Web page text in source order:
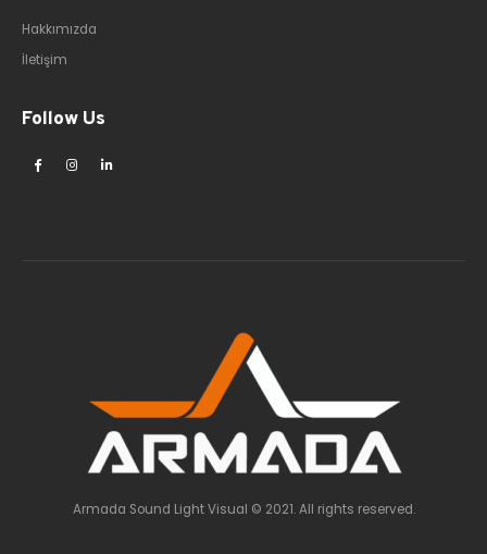
Hakkımızda
İletişim
Follow Us
Armada Sound Light Visual © 2021. All rights reserved.